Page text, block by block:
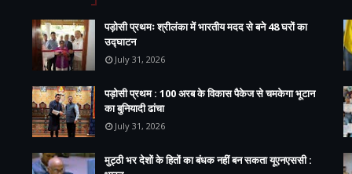
पड़ोसी प्रथमः श्रीलंका में भारतीय मदद से बने 48 घरों का
उद्घाटन
July 31, 2026
पड़ोसी प्रथम : 100 अरब के विकास पैकेज से चमकेगा भूटान
का बुनियादी ढांचा
July 31, 2026
मुट्ठी भर देशों के हितों का बंधक नहीं बन सकता यूएनएससी :